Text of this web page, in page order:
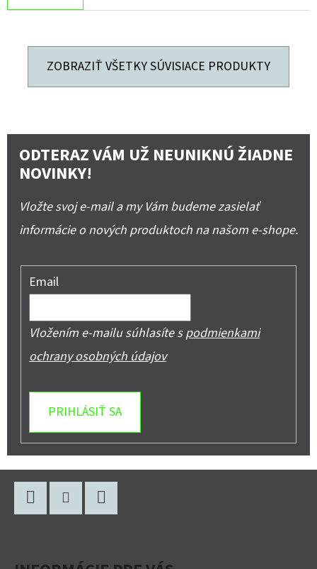
ZOBRAZIŤ VŠETKY SÚVISIACE PRODUKTY
ODTERAZ VÁM UŽ NEUNIKNÚ ŽIADNE
NOVINKY!
Vložte svoj e-mail a my Vám budeme zasielať
informácie o nových produktoch na našom e-shope.
Email
Vložením e-mailu súhlasíte spodmienkami
ochrany osobných údajov
PRIHLÁSIŤ SA